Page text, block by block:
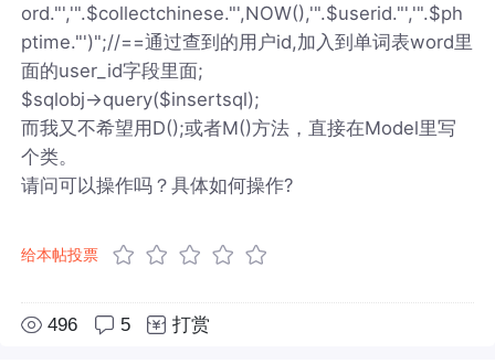
ord."','".$collectchinese."',NOW(),'".$userid."','".$ph
ptime."')";//==通过查到的用户id,加入到单词表word里
面的user_id字段里面;
$sqlobj->query($insertsql);
而我又不希望用D();或者M()方法，直接在Model里写
个类。
请问可以操作吗？具体如何操作?
给本帖投票
496 5 打赏